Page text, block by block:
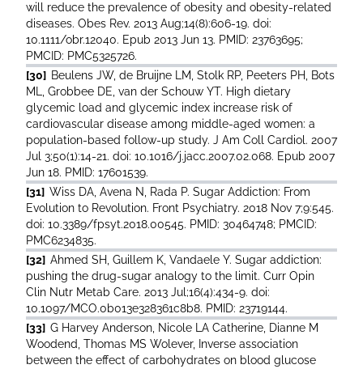
will reduce the prevalence of obesity and obesity-related
diseases. Obes Rev. 2013 Aug;14(8):606-19. doi:
10.1111/obr.12040. Epub 2013 Jun 13. PMID: 23763695;
PMCID: PMC5325726.
[30] Beulens JW, de Bruijne LM, Stolk RP, Peeters PH, Bots
ML, Grobbee DE, van der Schouw YT. High dietary
glycemic load and glycemic index increase risk of
cardiovascular disease among middle-aged women: a
population-based follow-up study. J Am Coll Cardiol. 2007
Jul 3;50(1):14-21. doi: 10.1016/j.jacc.2007.02.068. Epub 2007
Jun 18. PMID: 17601539.
[31] Wiss DA, Avena N, Rada P. Sugar Addiction: From
Evolution to Revolution. Front Psychiatry. 2018 Nov 7;9:545.
doi: 10.3389/fpsyt.2018.00545. PMID: 30464748; PMCID:
PMC6234835.
[32] Ahmed SH, Guillem K, Vandaele Y. Sugar addiction:
pushing the drug-sugar analogy to the limit. Curr Opin
Clin Nutr Metab Care. 2013 Jul;16(4):434-9. doi:
10.1097/MCO.0b013e328361c8b8. PMID: 23719144.
[33] G Harvey Anderson, Nicole LA Catherine, Dianne M
Woodend, Thomas MS Wolever, Inverse association
between the effect of carbohydrates on blood glucose